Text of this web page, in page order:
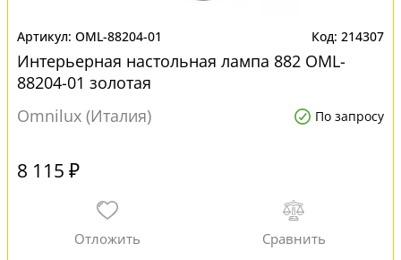
OML-88204-01 214307
Интерьерная настольная лампа 882 OML-
88204-01 золотая
Omnilux (Италия)
По запросу
8 115 ₽